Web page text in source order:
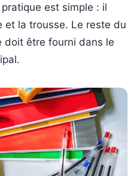
est simple : il
et la trousse. Le reste du
doit être fourni dans le